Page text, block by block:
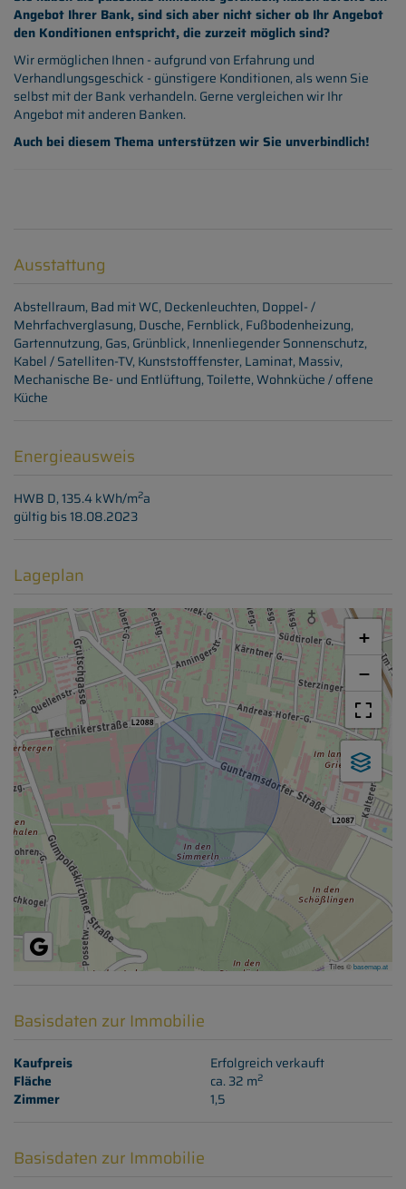
Angebot Ihrer Bank, sind sich aber nicht sicher ob Ihr Angebot
den Konditionen entspricht, die zurzeit möglich sind?
Wir ermöglichen Ihnen - aufgrund von Erfahrung und
Verhandlungsgeschick - günstigere Konditionen, als wenn Sie
selbst mit der Bank verhandeln. Gerne vergleichen wir Ihr
Angebot mit anderen Banken.
Auch bei diesem Thema unterstützen wir Sie unverbindlich!
Ausstattung
Abstellraum Bad mit WC Deckenleuchten Doppel- /
Mehrfachverglasung Dusche Fernblick Fußbodenheizung
Gartennutzung Gas Grünblick Innenliegender Sonnenschutz
Kabel / Satelliten-TV Kunststofffenster Laminat Massiv
Mechanische Be- und Entlüftung Toilette Wohnküche / offene
Küche
Energieausweis
HWB D, 135.4 kWh/m2a
gültig bis18.08.2023
Lageplan
+
−
Tiles ©basemap.at
Basisdaten zur Immobilie
Kaufpreis
Erfolgreich verkauft
Fläche
ca. 32 m2
Zimmer 1,5
Basisdaten zur Immobilie